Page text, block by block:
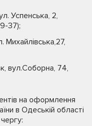
Успенська, 2,
37);
Михайлівська,27,
вул.Соборна, 74,
на оформлення
в Одеській області